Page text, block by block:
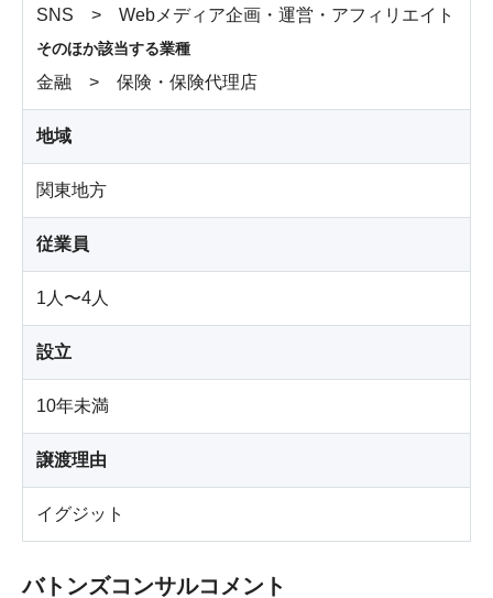
SNS > Webメディア企画・運営・アフィリエイト
そのほか該当する業種
金融 > 保険・保険代理店
地域
関東地方
従業員
1人〜4人
設立
10年未満
譲渡理由
イグジット
バトンズコンサルコメント